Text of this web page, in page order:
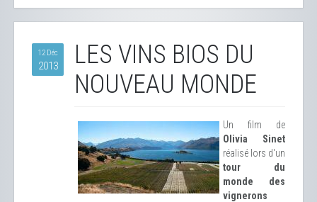
12 Déc
2013
LES VINS BIOS DU
NOUVEAU MONDE
Un film de
Olivia Sinet
réalisé lors d'un
tour du
monde des
vignerons